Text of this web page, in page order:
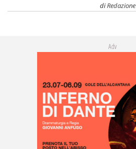
diRedazione
Adv